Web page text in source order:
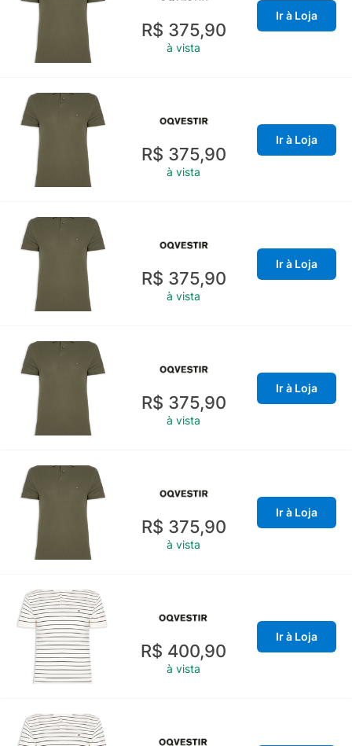
R$ 375,90
à vista
Ir à Loja
R$ 375,90
à vista
Ir à Loja
R$ 375,90
à vista
Ir à Loja
R$ 375,90
à vista
Ir à Loja
R$ 375,90
à vista
Ir à Loja
R$ 400,90
à vista
Ir à Loja